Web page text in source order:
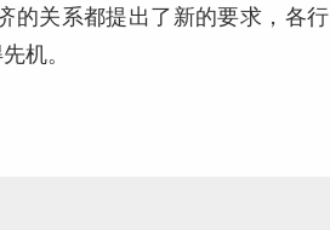
的关系都提出了新的要求，各行
机。